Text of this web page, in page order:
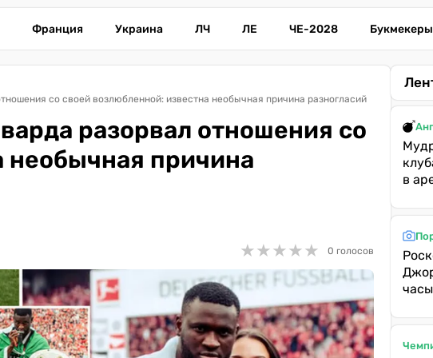
Франция Украина ЛЧ ЛЕ ЧЕ-2028 Букмекеры
со своей возлюбленной: известна необычная причина разногласий
разорвал отношения со
необычная причина
★★★★★
★★★★★ 0 голосов
в